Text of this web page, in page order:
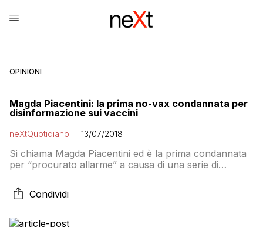
OPINIONI
Magda Piacentini: la prima no-vax condannata per
disinformazione sui vaccini
neXtQuotidiano 13/07/2018
Si chiama Magda Piacentini ed è la prima condannata
per “procurato allarme” a causa di una serie di
Quattrocento euro di multa comminati dalla giudice
Paola Losalvio, gip di Modena, nei confronti della
per tre che erano stati affissi a […]
Condividi